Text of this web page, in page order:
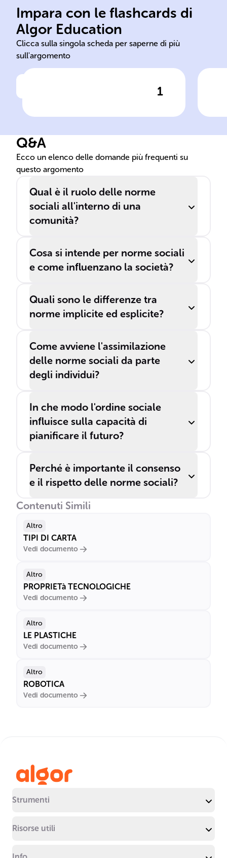
Impara con le flashcards di
Algor Education
Clicca sulla singola scheda per saperne di più
sull'argomento
1
argomenti chiave, tra cui la
delle norme sociali.
interiorizzazione
Q&A
Ecco un elenco delle domande più frequenti su
questo argomento
Qual è il ruolo delle norme
sociali all'interno di una
comunità?
Cosa si intende per norme sociali
e come influenzano la società?
Quali sono le differenze tra
norme implicite ed esplicite?
Come avviene l'assimilazione
delle norme sociali da parte
degli individui?
In che modo l'ordine sociale
influisce sulla capacità di
pianificare il futuro?
Perché è importante il consenso
e il rispetto delle norme sociali?
Contenuti Simili
Altro
TIPI DI CARTA
Vedi documento
Altro
PROPRIETà TECNOLOGICHE
Vedi documento
Altro
LE PLASTICHE
Vedi documento
Altro
ROBOTICA
Vedi documento
Strumenti
Risorse utili